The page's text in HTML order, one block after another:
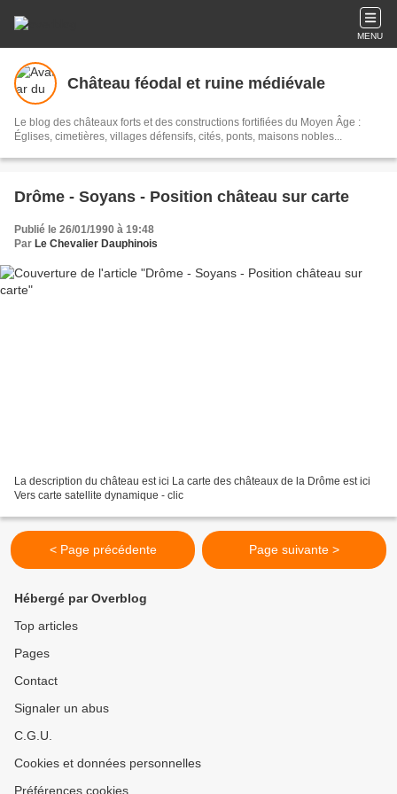
MENU
Château féodal et ruine médiévale
Le blog des châteaux forts et des constructions fortifiées du Moyen Âge :
Églises, cimetières, villages défensifs, cités, ponts, maisons nobles...
Drôme - Soyans - Position château sur carte
Publié le 26/01/1990 à 19:48
Par Le Chevalier Dauphinois
La description du château est ici La carte des châteaux de la Drôme est ici
Vers carte satellite dynamique - clic
< Page précédente Page suivante >
Hébergé par Overblog
Top articles
Pages
Contact
Signaler un abus
C.G.U.
Cookies et données personnelles
Préférences cookies